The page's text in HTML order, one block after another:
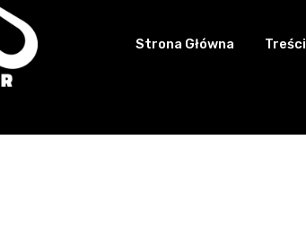
Strona Główna Treści